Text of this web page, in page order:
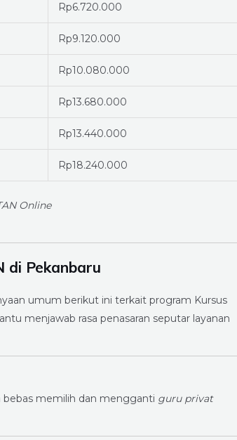
Rp6.720.000
Rp9.120.000
Rp10.080.000
Rp13.680.000
Rp13.440.000
Rp18.240.000
Online
di Pekanbaru
umum berikut ini terkait program Kursus
menjawab rasa penasaran seputar layanan
bebas memilih dan mengganti guru privat